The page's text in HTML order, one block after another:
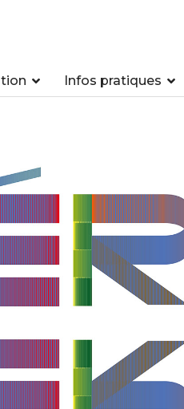
Infos pratiques